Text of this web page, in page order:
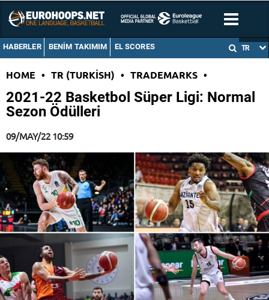
HABERLER BENIM TAKIMIM EL SCORES TR
HOME • TR (TURKISH) • TRADEMARKS •
2021-22 Basketbol Süper Ligi: Normal
Sezon Ödülleri
09/MAY/22 10:59